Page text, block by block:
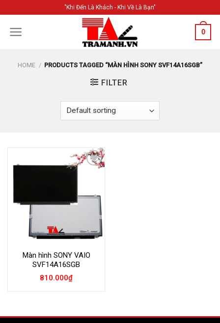
content
"Khi Đến Là Khách - Khi Về Là Bạn"
0
HOME / PRODUCTS TAGGED “MÀN HÌNH SONY SVF14A16SGB”
FILTER
Màn hình SONY VAIO
SVF14A16SGB
810.000₫